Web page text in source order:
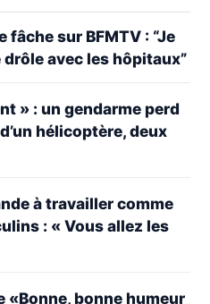
fâche sur BFMTV : “Je
drôle avec les hôpitaux”
» : un gendarme perd
hélicoptère, deux
à travailler comme
: « Vous allez les
«Bonne, bonne humeur